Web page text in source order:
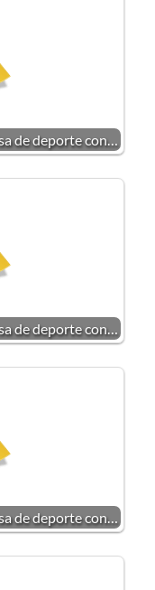
de deporte con…
de deporte con…
de deporte con…